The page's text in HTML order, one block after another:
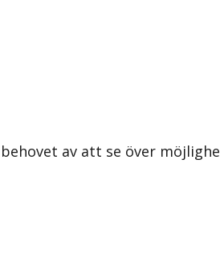
av att se över